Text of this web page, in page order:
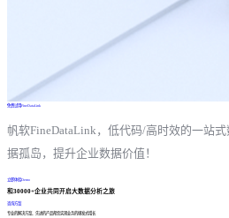
免费试用FineDataLink
帆软FineDataLink，低代码/高时效的一站
据孤岛，提升企业数据价值！
立即体验Demo
和30000+企业共同开启大数据分析之旅
咨询方案
专业的解决方案、先进的产品帮您实现业务的爆发式增长